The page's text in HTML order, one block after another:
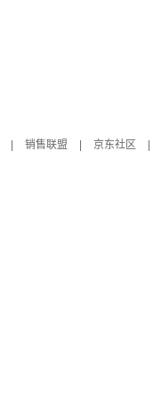
销售联盟 京东社区